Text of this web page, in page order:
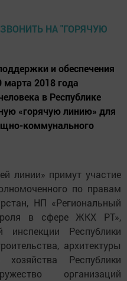
и обеспечения
2018 года
в Республике
«горячую линию» для
коммунального
линии» примут участие
по правам
НП «Региональный
в сфере ЖКХ РТ»,
инспекции Республики
архитектуры
Республики
организаций